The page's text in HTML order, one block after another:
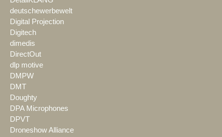
deutschewerbewelt
Digital Projection
Digitech
dimedis
DirectOut
dlp motive
DMPW
DMT
Doughty
DPA Microphones
DPVT
Droneshow Alliance